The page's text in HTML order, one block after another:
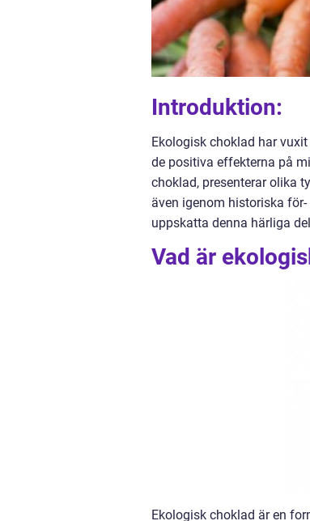
Introduktion:
Ekologisk choklad har
de positiva effekterna på
choklad, presenterar olika
även igenom historiska
uppskatta denna härliga
Vad är
Ekologisk choklad är en